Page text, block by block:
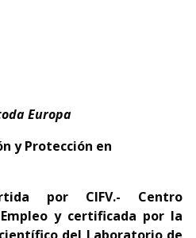
Europa
y Protección en
por CIFV.- Centro
y certificada por la